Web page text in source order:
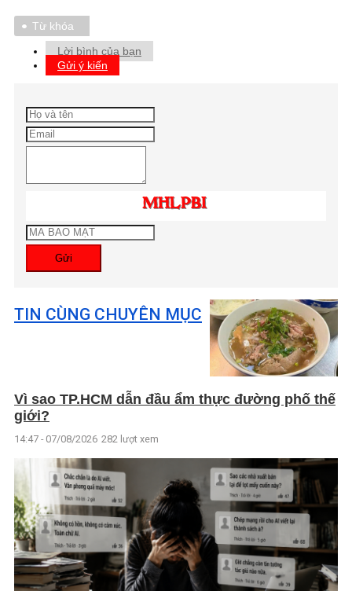
Từ khóa
Lời bình của bạn
Gửi ý kiến
Gửi
TIN CÙNG CHUYÊN MỤC
Vì sao TP.HCM dẫn đầu ẩm thực đường phố thế
giới?
14:47 - 07/08/2026 282 lượt xem